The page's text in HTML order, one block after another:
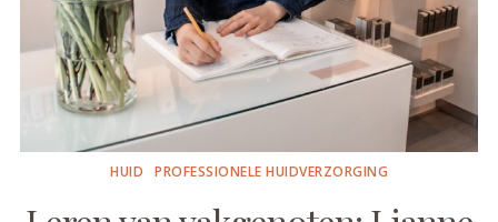
HUID PROFESSIONELE HUIDVERZORGING